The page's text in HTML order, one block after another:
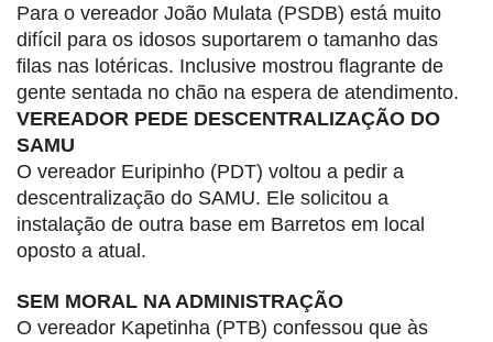
Para o vereador João Mulata (PSDB) está muito
difícil para os idosos suportarem o tamanho das
filas nas lotéricas. Inclusive mostrou flagrante de
gente sentada no chão na espera de atendimento.
VEREADOR PEDE DESCENTRALIZAÇÃO DO
SAMU
O vereador Euripinho (PDT) voltou a pedir a
descentralização do SAMU. Ele solicitou a
instalação de outra base em Barretos em local
oposto a atual.
SEM MORAL NA ADMINISTRAÇÃO
O vereador Kapetinha (PTB) confessou que às